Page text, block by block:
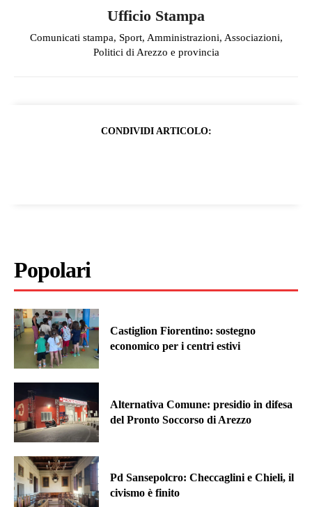
Ufficio Stampa
Comunicati stampa, Sport, Amministrazioni, Associazioni,
Politici di Arezzo e provincia
CONDIVIDI ARTICOLO:
Popolari
Castiglion Fiorentino: sostegno
economico per i centri estivi
Alternativa Comune: presidio in difesa
del Pronto Soccorso di Arezzo
Pd Sansepolcro: Checcaglini e Chieli, il
civismo è finito